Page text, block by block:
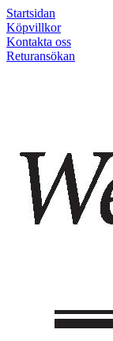
Startsidan
Köpvillkor
Kontakta oss
Returansökan